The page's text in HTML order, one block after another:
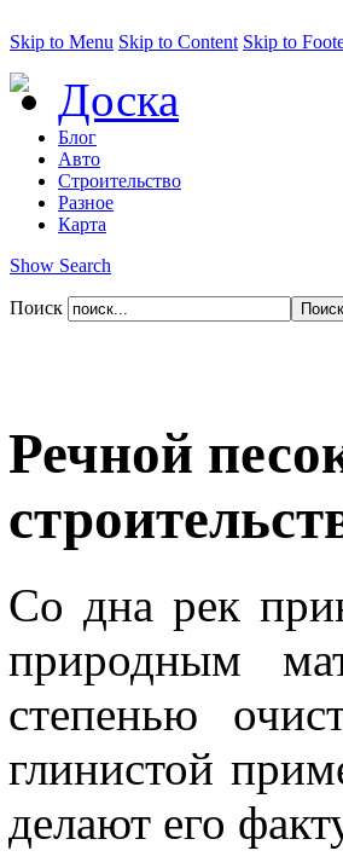
Skip to Menu Skip to Content Skip to
Доска
Блог
Авто
Строительство
Разное
Карта
Show Search
Поиск
Речной
Со дна рек
природным
степенью
глинистой
делают его